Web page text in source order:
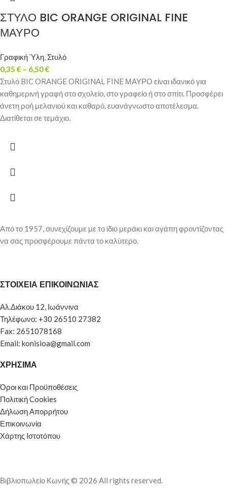
ΣΤΥΛΟ BIC ORANGE ORIGINAL FINE
ΜΑΥΡΟ
Γραφική Ύλη, Στυλό
0,35 € – 6,50€
Στυλό BIC ORANGE ORIGINAL FINE ΜΑΥΡΟ είναι ιδανικό για
καθημερινή γραφή στο σχολείο, στο γραφείο ή στο σπίτι. Προσφέρει
άνετη ροή μελανιού και καθαρό, ευανάγνωστο αποτέλεσμα.
Διατίθεται σε τεμάχιο.
Από το 1957, συνεχίζουμε με το ίδιο μεράκι και αγάπη φροντίζοντας
να σας προσφέρουμε πάντα το καλύτερο.
ΣΤΟΙΧΕΙΑ ΕΠΙΚΟΙΝΩΝΙΑΣ
Αλ.Διάκου 12, Ιωάννινα
Τηλέφωνο: +30 26510 27382
Fax: 2651078168
Email: konisioa@gmail.com
ΧΡΗΣΙΜΑ
Όροι και Προϋποθέσεις
Πολιτική Cookies
Δήλωση Απορρήτου
Επικοινωνία
Χάρτης Ιστοτόπου
Βιβλιοπωλείο Κωνής © 2026 All rights reserved.